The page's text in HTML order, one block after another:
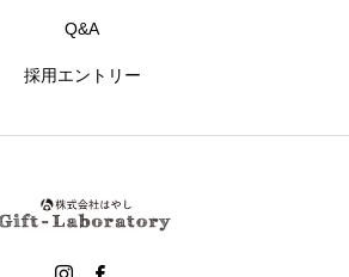
Q&A
採用エントリー